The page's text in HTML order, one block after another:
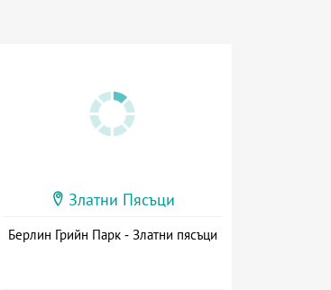
Златни Пясъци
Берлин Грийн Парк - Златни пясъци